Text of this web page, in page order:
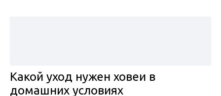
Какой уход нужен ховеи в
домашних условиях